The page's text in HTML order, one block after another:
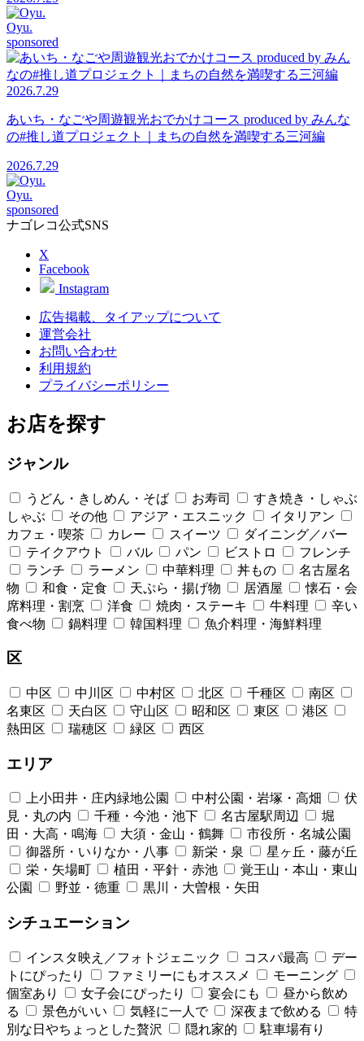
Oyu.
sponsored
2026.7.29
あいち・なごや周遊観光おでかけコース produced by みんな
の#推し道プロジェクト｜まちの自然を満喫する三河編
2026.7.29
Oyu.
sponsored
ナゴレコ公式SNS
X
Facebook
Instagram
広告掲載、タイアップについて
運営会社
お問い合わせ
利用規約
プライバシーポリシー
お店を探す
ジャンル
うどん・きしめん・そば お寿司
すき焼き・しゃぶ
しゃぶ
その他 アジア・エスニック
イタリアン
カフェ・喫茶
カレー スイーツ
ダイニング／バー
テイクアウト
バル パン ビストロ
フレンチ
ランチ
ラーメン 中華料理 丼もの
名古屋名
物
和食・定食 天ぷら・揚げ物 居酒屋
懐石・会
席料理・割烹
洋食 焼肉・ステーキ 牛料理
辛い
食べ物
鍋料理 韓国料理 魚介料理・海鮮料理
区
中区 中川区 中村区 北区 千種区
南区
名東区
天白区 守山区 昭和区 東区
港区
熱田区
瑞穂区 緑区 西区
エリア
上小田井・庄内緑地公園 中村公園・岩塚・高畑
伏
見・丸の内
千種・今池・池下 名古屋駅周辺
堀
田・大高・鳴海
大須・金山・鶴舞
市役所・名城公園
御器所・いりなか・八事
新栄・泉
星ヶ丘・藤が丘
栄・矢場町
植田・平針・赤池
覚王山・本山・東山
公園
野並・徳重 黒川・大曽根・矢田
シチュエーション
インスタ映え／フォトジェニック コスパ最高
デー
トにぴったり
ファミリーにもオススメ
モーニング
個室あり
女子会にぴったり 宴会にも
昼から飲め
る
景色がいい 気軽に一人で 深夜まで飲める
特
別な日やちょっとした贅沢
隠れ家的 駐車場有り